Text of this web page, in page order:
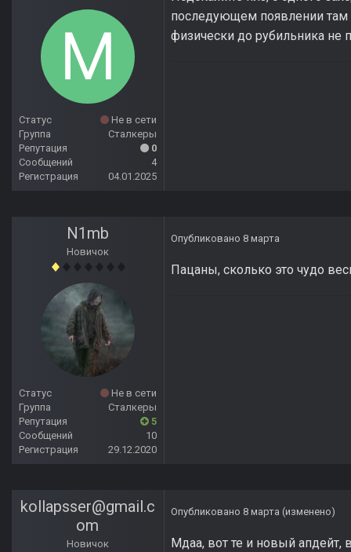
Статус
Не в сети
Группа
Сталкеры
Репутация
0
Сообщений
4
Регистрация
04.01.2025
последующем появлении там
физически до рубильника не
N1mb
Новичок
Статус
Не в сети
Группа
Сталкеры
Репутация
5
Сообщений
10
Регистрация
29.12.2020
Опубликовано 8 марта
Пацаны, сколько это чудо
kollapsser@gmail.c
om
Новичок
Опубликовано 8 марта (изменено)
Мдаа, вот те и новый апдейт,